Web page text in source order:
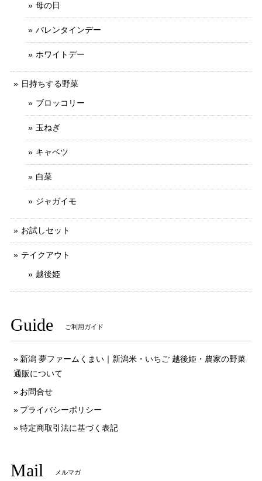
母の日
バレンタインデー
ホワイトデー
日持ちする野菜
ブロッコリー
玉ねぎ
キャベツ
白菜
ジャガイモ
お試しセット
テイクアウト
越後姫
Guide ご利用ガイド
新潟 夢ファームくまい｜新潟米・いちご 越後姫・農家の野菜
通販について
お問合せ
プライバシーポリシー
特定商取引法に基づく表記
Mail メルマガ